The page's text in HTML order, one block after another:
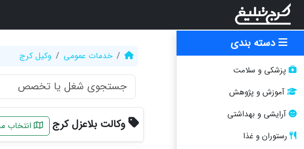
دسته بندی
پزشکی و سلامت
آموزش و پژوهش
آرایشی و بهداشتی
رستوران و غذا
خدمات عمومی وکیل کرج
وکالت بلاعزل کرج انتخاب